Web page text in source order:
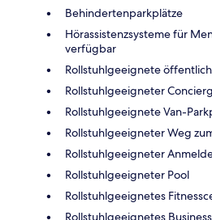
Behindertenparkplätze
Hörassistenzsysteme für
verfügbar
Rollstuhlgeeignete
Rollstuhlgeeigneter
Rollstuhlgeeignete Van-
Rollstuhlgeeigneter Weg
Rollstuhlgeeigneter
Rollstuhlgeeigneter Pool
Rollstuhlgeeignetes
Rollstuhlgeeignetes